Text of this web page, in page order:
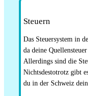
Steuern
Das Steuersystem in
da deine
Allerdings sind die
Nichtsdestotrotz gibt
du in der Schweiz